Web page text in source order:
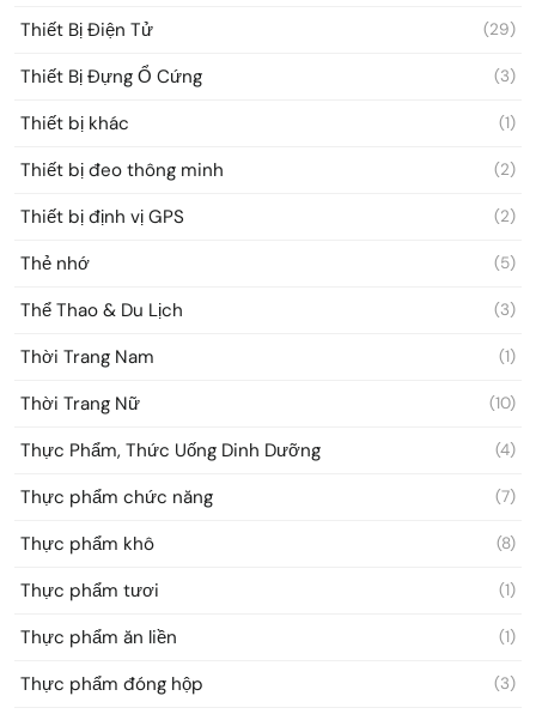
Thiết Bị Điện Tử (29)
Thiết Bị Đựng Ổ Cứng (3)
Thiết bị khác (1)
Thiết bị đeo thông minh (2)
Thiết bị định vị GPS (2)
Thẻ nhớ (5)
Thể Thao & Du Lịch (3)
Thời Trang Nam (1)
Thời Trang Nữ (10)
Thực Phẩm, Thức Uống Dinh Dưỡng (4)
Thực phẩm chức năng (7)
Thực phẩm khô (8)
Thực phẩm tươi (1)
Thực phẩm ăn liền (1)
Thực phẩm đóng hộp (3)